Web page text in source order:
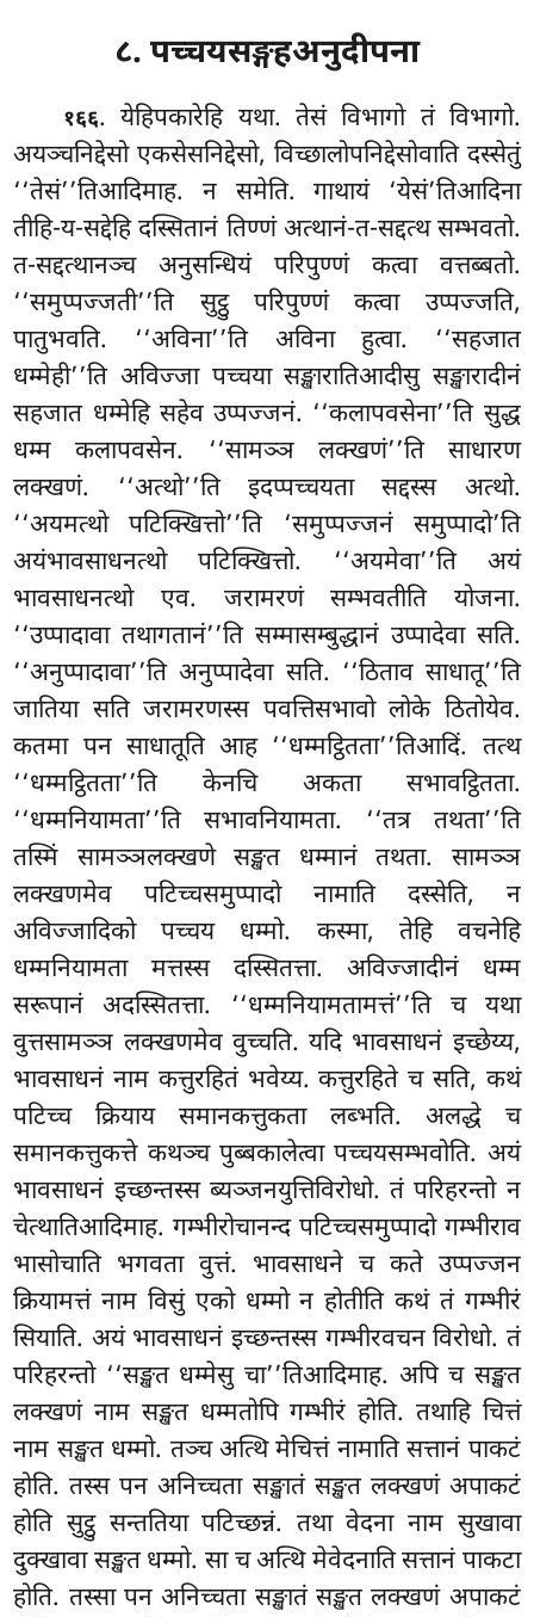
८. पच्चयसङ्गहअनुदीपना
१६६. येहिपकारेहि यथा. तेसं विभागो तं विभागो.
अयञ्चनिद्देसो एकसेसनिद्देसो, विच्छालोपनिद्देसोवाति दस्सेतुं
‘‘तेसं’’तिआदिमाह. न समेति. गाथायं ‘येसं’तिआदिना
तीहि-य-सद्देहि दस्सितानं तिण्णं अत्थानं-त-सद्दत्थ सम्भवतो.
त-सद्दत्थानञ्च अनुसन्धियं परिपुण्णं कत्वा वत्तब्बतो.
‘‘समुप्पज्जती’’ति सुट्ठु परिपुण्णं कत्वा उप्पज्जति,
पातुभवति. ‘‘अविना’’ति अविना हुत्वा. ‘‘सहजात
धम्मेही’’ति अविज्जा पच्चया सङ्खारातिआदीसु सङ्खारादीनं
सहजात धम्मेहि सहेव उप्पज्जनं. ‘‘कलापवसेना’’ति सुद्ध
धम्म कलापवसेन. ‘‘सामञ्ञ लक्खणं’’ति साधारण
लक्खणं. ‘‘अत्थो’’ति इदप्पच्चयता सद्दस्स अत्थो.
‘‘अयमत्थो पटिक्खित्तो’’ति ‘समुप्पज्जनं समुप्पादो’ति
अयंभावसाधनत्थो पटिक्खित्तो. ‘‘अयमेवा’’ति अयं
भावसाधनत्थो एव. जरामरणं सम्भवतीति योजना.
‘‘उप्पादावा तथागतानं’’ति सम्मासम्बुद्धानं उप्पादेवा सति.
‘‘अनुप्पादावा’’ति अनुप्पादेवा सति. ‘‘ठिताव साधातू’’ति
जातिया सति जरामरणस्स पवत्तिसभावो लोके ठितोयेव.
कतमा पन साधातूति आह ‘‘धम्मट्ठितता’’तिआदिं. तत्थ
‘‘धम्मट्ठितता’’ति केनचि अकता सभावट्ठितता.
‘‘धम्मनियामता’’ति सभावनियामता. ‘‘तत्र तथता’’ति
तस्मिं सामञ्ञलक्खणे सङ्खत धम्मानं तथता. सामञ्ञ
लक्खणमेव पटिच्चसमुप्पादो नामाति दस्सेति, न
अविज्जादिको पच्चय धम्मो. कस्मा, तेहि वचनेहि
धम्मनियामता मत्तस्स दस्सितत्ता. अविज्जादीनं धम्म
सरूपानं अदस्सितत्ता. ‘‘धम्मनियामतामत्तं’’ति च यथा
वुत्तसामञ्ञ लक्खणमेव वुच्चति. यदि भावसाधनं इच्छेय्य,
भावसाधनं नाम कत्तुरहितं भवेय्य. कत्तुरहिते च सति, कथं
पटिच्च क्रियाय समानकत्तुकता लब्भति. अलद्धे च
समानकत्तुकत्ते कथञ्च पुब्बकालेत्वापच्चयसम्भवोति. अयं
भावसाधनं इच्छन्तस्स ब्यञ्जनयुत्तिविरोधो. तं परिहरन्तो न
चेत्थातिआदिमाह. गम्भीरोचानन्द पटिच्चसमुप्पादो गम्भीराव
भासोचाति भगवता वुत्तं. भावसाधने च कते उप्पज्जन
क्रियामत्तं नाम विसुं एको धम्मो न होतीति कथं तं गम्भीरं
सियाति. अयं भावसाधनं इच्छन्तस्स गम्भीरवचन विरोधो. तं
परिहरन्तो ‘‘सङ्खत धम्मेसु चा’’तिआदिमाह. अपि च सङ्खत
लक्खणं नाम सङ्खत धम्मतोपि गम्भीरं होति. तथाहि चित्तं
नाम सङ्खत धम्मो. तञ्च अत्थि मेचित्तं नामाति सत्तानं पाकटं
होति. तस्स पन अनिच्चता सङ्खातं सङ्खत लक्खणं अपाकटं
होति सुट्ठु सन्ततिया पटिच्छन्नं. तथा वेदना नाम सुखावा
दुक्खावा सङ्खत धम्मो. सा च अत्थि मेवेदनाति सत्तानं पाकटा
होति. तस्सा पन अनिच्चता सङ्खातं सङ्खत लक्खणं अपाकटं